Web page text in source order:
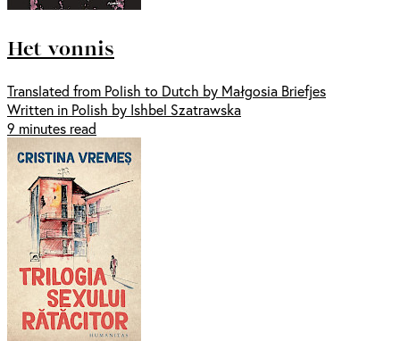
Het vonnis
Translated from Polish to Dutch by Małgosia Briefjes
Written in Polish by Ishbel Szatrawska
9 minutes read